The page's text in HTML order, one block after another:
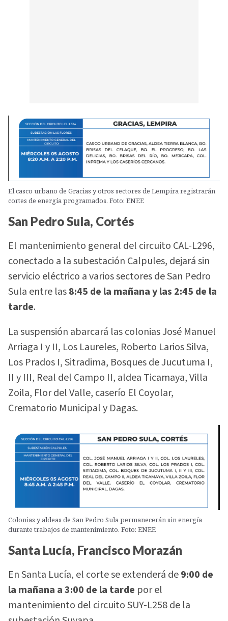
El casco urbano de Gracias y otros sectores de Lempira registrarán
cortes de energía programados. Foto: ENEE
San Pedro Sula, Cortés
El mantenimiento general del circuito CAL-L296,
conectado a la subestación Calpules, dejará sin
servicio eléctrico a varios sectores de San Pedro
Sula entre las8:45 de la mañana y las 2:45 de la
tarde.
La suspensión abarcará las colonias José Manuel
Arriaga I y II, Los Laureles, Roberto Larios Silva,
Los Prados I, Sitradima, Bosques de Jucutuma I,
II y III, Real del Campo II, aldea Ticamaya, Villa
Zoila, Flor del Valle, caserío El Coyolar,
Crematorio Municipal y Dagas.
Colonias y aldeas de San Pedro Sula permanecerán sin energía
durante trabajos de mantenimiento. Foto: ENEE
Santa Lucía, Francisco Morazán
En Santa Lucía, el corte se extenderá de9:00 de
la mañana a 3:00 de la tarde por el
mantenimiento del circuito SUY-L258 de la